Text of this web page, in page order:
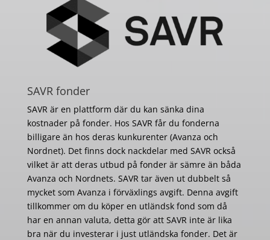
SAVR fonder
SAVR är en plattform där du kan sänka dina
kostnader på fonder. Hos SAVR får du fonderna
billigare än hos deras kunkurenter (Avanza och
Nordnet). Det finns dock nackdelar med SAVR också
vilket är att deras utbud på fonder är sämre än båda
Avanza och Nordnets. SAVR tar även ut dubbelt så
mycket som Avanza i förväxlings avgift. Denna avgift
tillkommer om du köper en utländsk fond som då
har en annan valuta, detta gör att SAVR inte är lika
bra när du investerar i just utländska fonder. Det är